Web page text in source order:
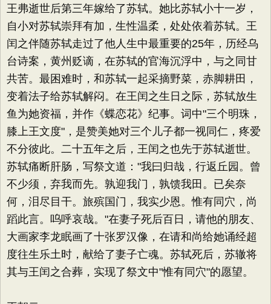
王弗逝世后第三年嫁给了苏轼。她比苏轼小十一岁，
自小对苏轼崇拜有加，生性温柔，处处依着苏轼。王
闰之伴随苏轼走过了他人生中最重要的25年，历经乌
台诗案，黄州贬谪，在苏轼的官海沉浮中，与之同甘
共苦。最困难时，和苏轼一起采摘野菜，赤脚耕田，
变着法子给苏轼解闷。在王闰之生日之际，苏轼放生
鱼为她资福，并作《蝶恋花》纪事。词中"三个明珠，
膝上王文度"，是赞美她对三个儿子都一视同仁，疼爱
不分彼此。二十五年之后，王闰之也先于苏轼逝世。
苏轼痛断肝肠，写祭文道："我曰归哉，行返丘园。曾
不少须，弃我而先。孰迎我门，孰馈我田。已矣奈
何，泪尽目干。旅殡国门，我实少恩。惟有同穴，尚
蹈此言。呜呼哀哉。"在妻子死后百日，请他的朋友、
大画家李龙眠画了十张罗汉像，在请和尚给她诵经超
度往生乐土时，献给了妻子亡魂。苏轼死后，苏辙将
其与王闰之合葬，实现了祭文中"惟有同穴"的愿望。